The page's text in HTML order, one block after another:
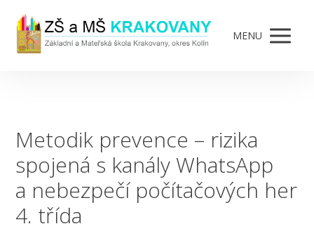
MENU
Metodik prevence – rizika
spojená s kanály WhatsApp
a nebezpečí počítačových her
4. třída